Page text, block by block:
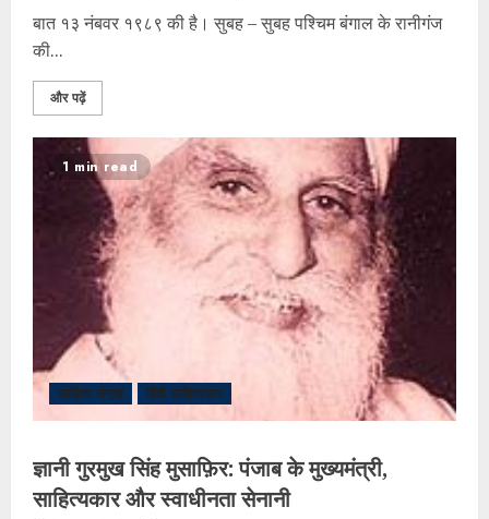
बात १३ नंबवर १९८९ की है। सुबह – सुबह पश्चिम बंगाल के रानीगंज
की...
और पढ़ें
1 min read
साहित्य संग्रह हिंदी साहित्यकार
ज्ञानी गुरमुख सिंह मुसाफ़िर: पंजाब के मुख्यमंत्री,
साहित्यकार और स्वाधीनता सेनानी